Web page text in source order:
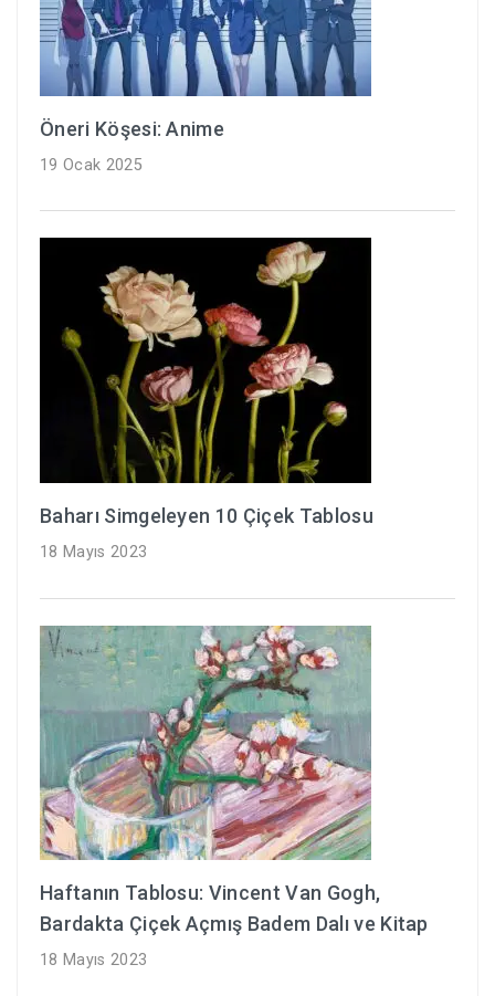
Öneri Köşesi: Anime
19 Ocak 2025
Baharı Simgeleyen 10 Çiçek Tablosu
18 Mayıs 2023
Haftanın Tablosu: Vincent Van Gogh,
Bardakta Çiçek Açmış Badem Dalı ve Kitap
18 Mayıs 2023